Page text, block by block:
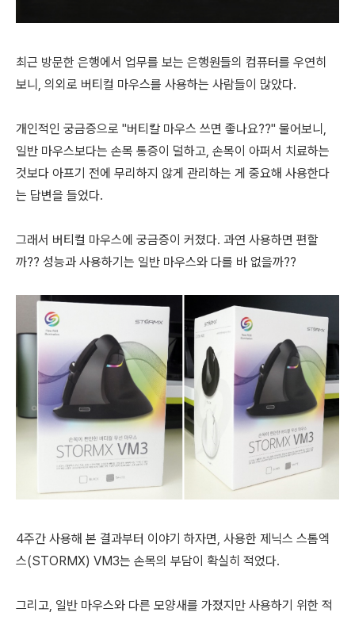
최근 방문한 은행에서 업무를 보는 은행원들의 컴퓨터를 우연히
보니, 의외로 버티컬 마우스를 사용하는 사람들이 많았다.
개인적인 궁금증으로 "버티칼 마우스 쓰면 좋나요??" 물어보니,
일반 마우스보다는 손목 통증이 덜하고, 손목이 아퍼서 치료하는
것보다 아프기 전에 무리하지 않게 관리하는 게 중요해 사용한다
는 답변을 들었다.
그래서 버티컬 마우스에 궁금증이 커졌다. 과연 사용하면 편할
까?? 성능과 사용하기는 일반 마우스와 다를 바 없을까??
4주간 사용해 본 결과부터 이야기 하자면, 사용한 제닉스 스톰엑
스(STORMX) VM3는 손목의 부담이 확실히 적었다.
그리고, 일반 마우스와 다른 모양새를 가졌지만 사용하기 위한 적